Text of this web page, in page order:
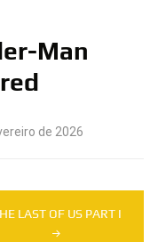
Man
de 2026
LAST OF US PART I